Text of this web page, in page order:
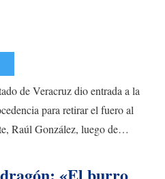
de Veracruz dio entrada a la
para retirar el fuero al
Raúl González, luego de…